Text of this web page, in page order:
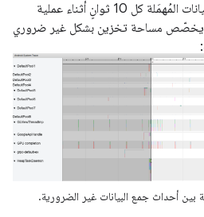
في المثال التالي، يشير جمع البيانات المُهمَلة كل 10 ثوانٍ أثناء عملية
قد يخصّص مساحة تخزين بشكل غير ضروري
بين أحداث جمع البيانات غير الضرورية.